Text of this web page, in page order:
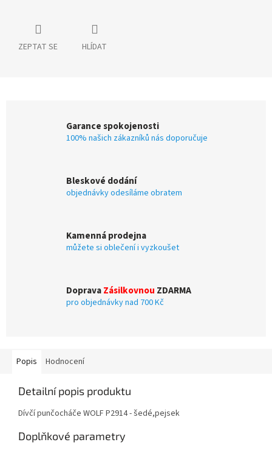
ZEPTAT SE HLÍDAT
Garance spokojenosti
100% našich zákazníků nás doporučuje
Bleskové dodání
objednávky odesíláme obratem
Kamenná prodejna
můžete si oblečení i vyzkoušet
DopravaZásilkovnou ZDARMA
pro objednávky nad 700 Kč
Popis Hodnocení
Detailní popis produktu
Dívčí punčocháče WOLF P2914 - šedé,pejsek
Doplňkové parametry